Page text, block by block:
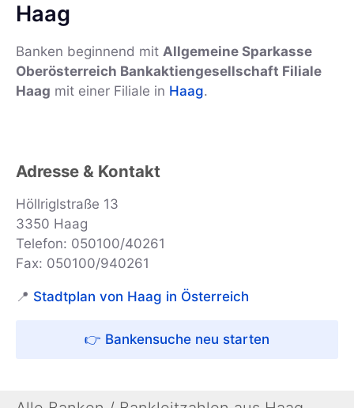
Haag
Banken beginnend mit Allgemeine Sparkasse
Oberösterreich Bankaktiengesellschaft Filiale
Haag mit einer Filiale in Haag.
Adresse & Kontakt
Höllriglstraße 13
3350 Haag
Telefon: 050100/40261
Fax: 050100/940261
📍 Stadtplan von Haag in Österreich
👉 Bankensuche neu starten